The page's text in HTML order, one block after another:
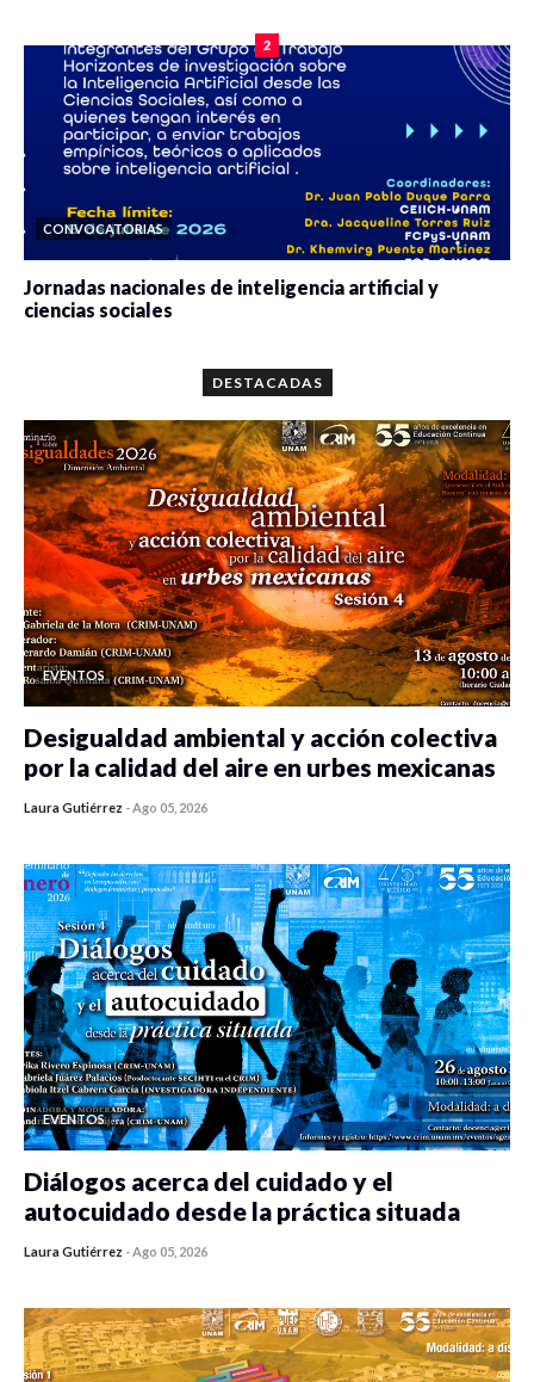
2
CONVOCATORIAS
Jornadas nacionales de inteligencia artificial y
ciencias sociales
DESTACADAS
EVENTOS
Desigualdad ambiental y acción colectiva
por la calidad del aire en urbes mexicanas
Laura Gutiérrez -Ago 05, 2026
EVENTOS
Diálogos acerca del cuidado y el
autocuidado desde la práctica situada
Laura Gutiérrez -Ago 05, 2026